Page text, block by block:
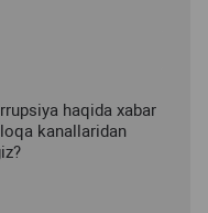
haqida xabar
kanallaridan